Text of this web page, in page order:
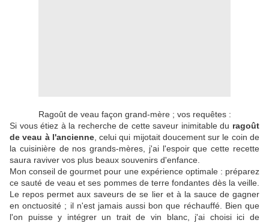
Ragoût de veau façon grand-mère ; vos requêtes :
Si vous étiez à la recherche de cette saveur inimitable du ragoût
de veau à l'ancienne, celui qui mijotait doucement sur le coin de
la cuisinière de nos grands-mères, j'ai l'espoir que cette recette
saura raviver vos plus beaux souvenirs d'enfance.
Mon conseil de gourmet pour une expérience optimale : préparez
ce sauté de veau et ses pommes de terre fondantes dès la veille.
Le repos permet aux saveurs de se lier et à la sauce de gagner
en onctuosité ; il n'est jamais aussi bon que réchauffé. Bien que
l'on puisse y intégrer un trait de vin blanc, j'ai choisi ici de